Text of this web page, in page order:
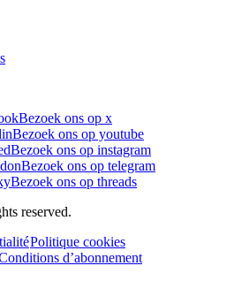
Bezoek ons op x
Bezoek ons op youtube
Bezoek ons op instagram
Bezoek ons op telegram
Bezoek ons op threads
reserved.
Politique cookies
d’abonnement